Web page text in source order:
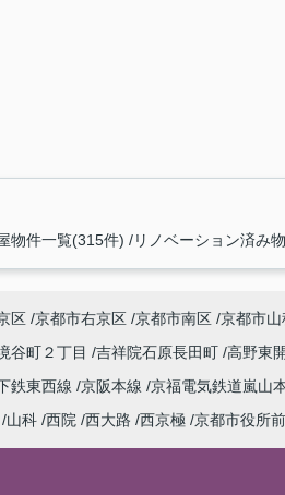
物件一覧(315件) リノベーション済み
区 京都市右京区 京都市南区 京都市山
谷町２丁目 吉祥院石原長田町 高野東
鉄東西線 京阪本線 京福電気鉄道嵐山
山科 西院 西大路 西京極 京都市役所前